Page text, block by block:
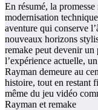
En résumé, la
modernisation
aventure qui conserve
nouveaux horizons
remake peut devenir un
l’expérience actuelle,
Rayman demeure au
histoire, tout en restant
même du jeu vidéo
Rayman et remake